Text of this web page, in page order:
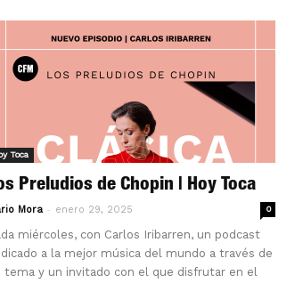
Toca
Preludios de Chopin | Hoy Toca
Mora - enero 29, 2025 0
miércoles, con Carlos Iribarren, un podcast
a la mejor música del mundo a través de
tema y un invitado con el que disfrutar en el